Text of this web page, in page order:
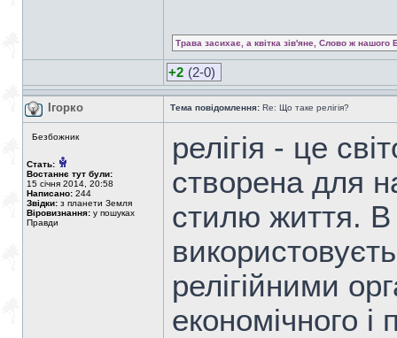
Трава засихає, а квітка зів'яне, Слово ж нашого
+2 (2-0)
Ігорко Тема повідомлення: Re: Що таке релігія?
Безбожник
Стать:
Востаннє тут були:
15 січня 2014, 20:58
Написано: 244
Звідки: з планети Земля
Віровизнання: у пошуках
Правди
релігія - це
створена для
стилю життя. В
релігійними
економічного і